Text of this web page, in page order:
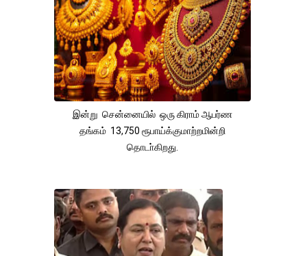
இன்று சென்னையில் ஒரு கிராம் ஆபர்ண
தங்கம் 13,750 ரூபாய்க்குமாற்றமின்றி
தொடா்கிறது.